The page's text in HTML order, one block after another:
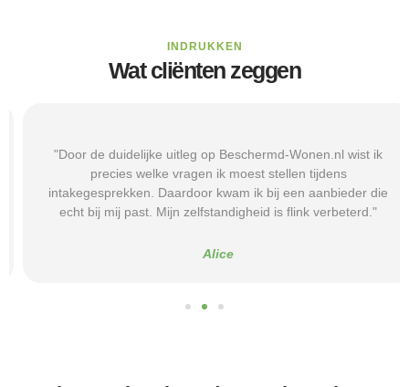
INDRUKKEN
Wat cliënten zeggen
"Door de duidelijke uitleg op Beschermd-Wonen.nl wist ik
precies welke vragen ik moest stellen tijdens
intakegesprekken. Daardoor kwam ik bij een aanbieder die
echt bij mij past. Mijn zelfstandigheid is flink verbeterd."
Alice